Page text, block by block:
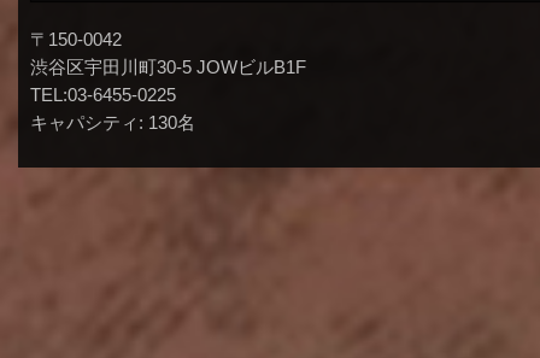
〒150-0042
渋谷区宇田川町30-5 JOWビルB1F
TEL:03-6455-0225
キャパシティ: 130名